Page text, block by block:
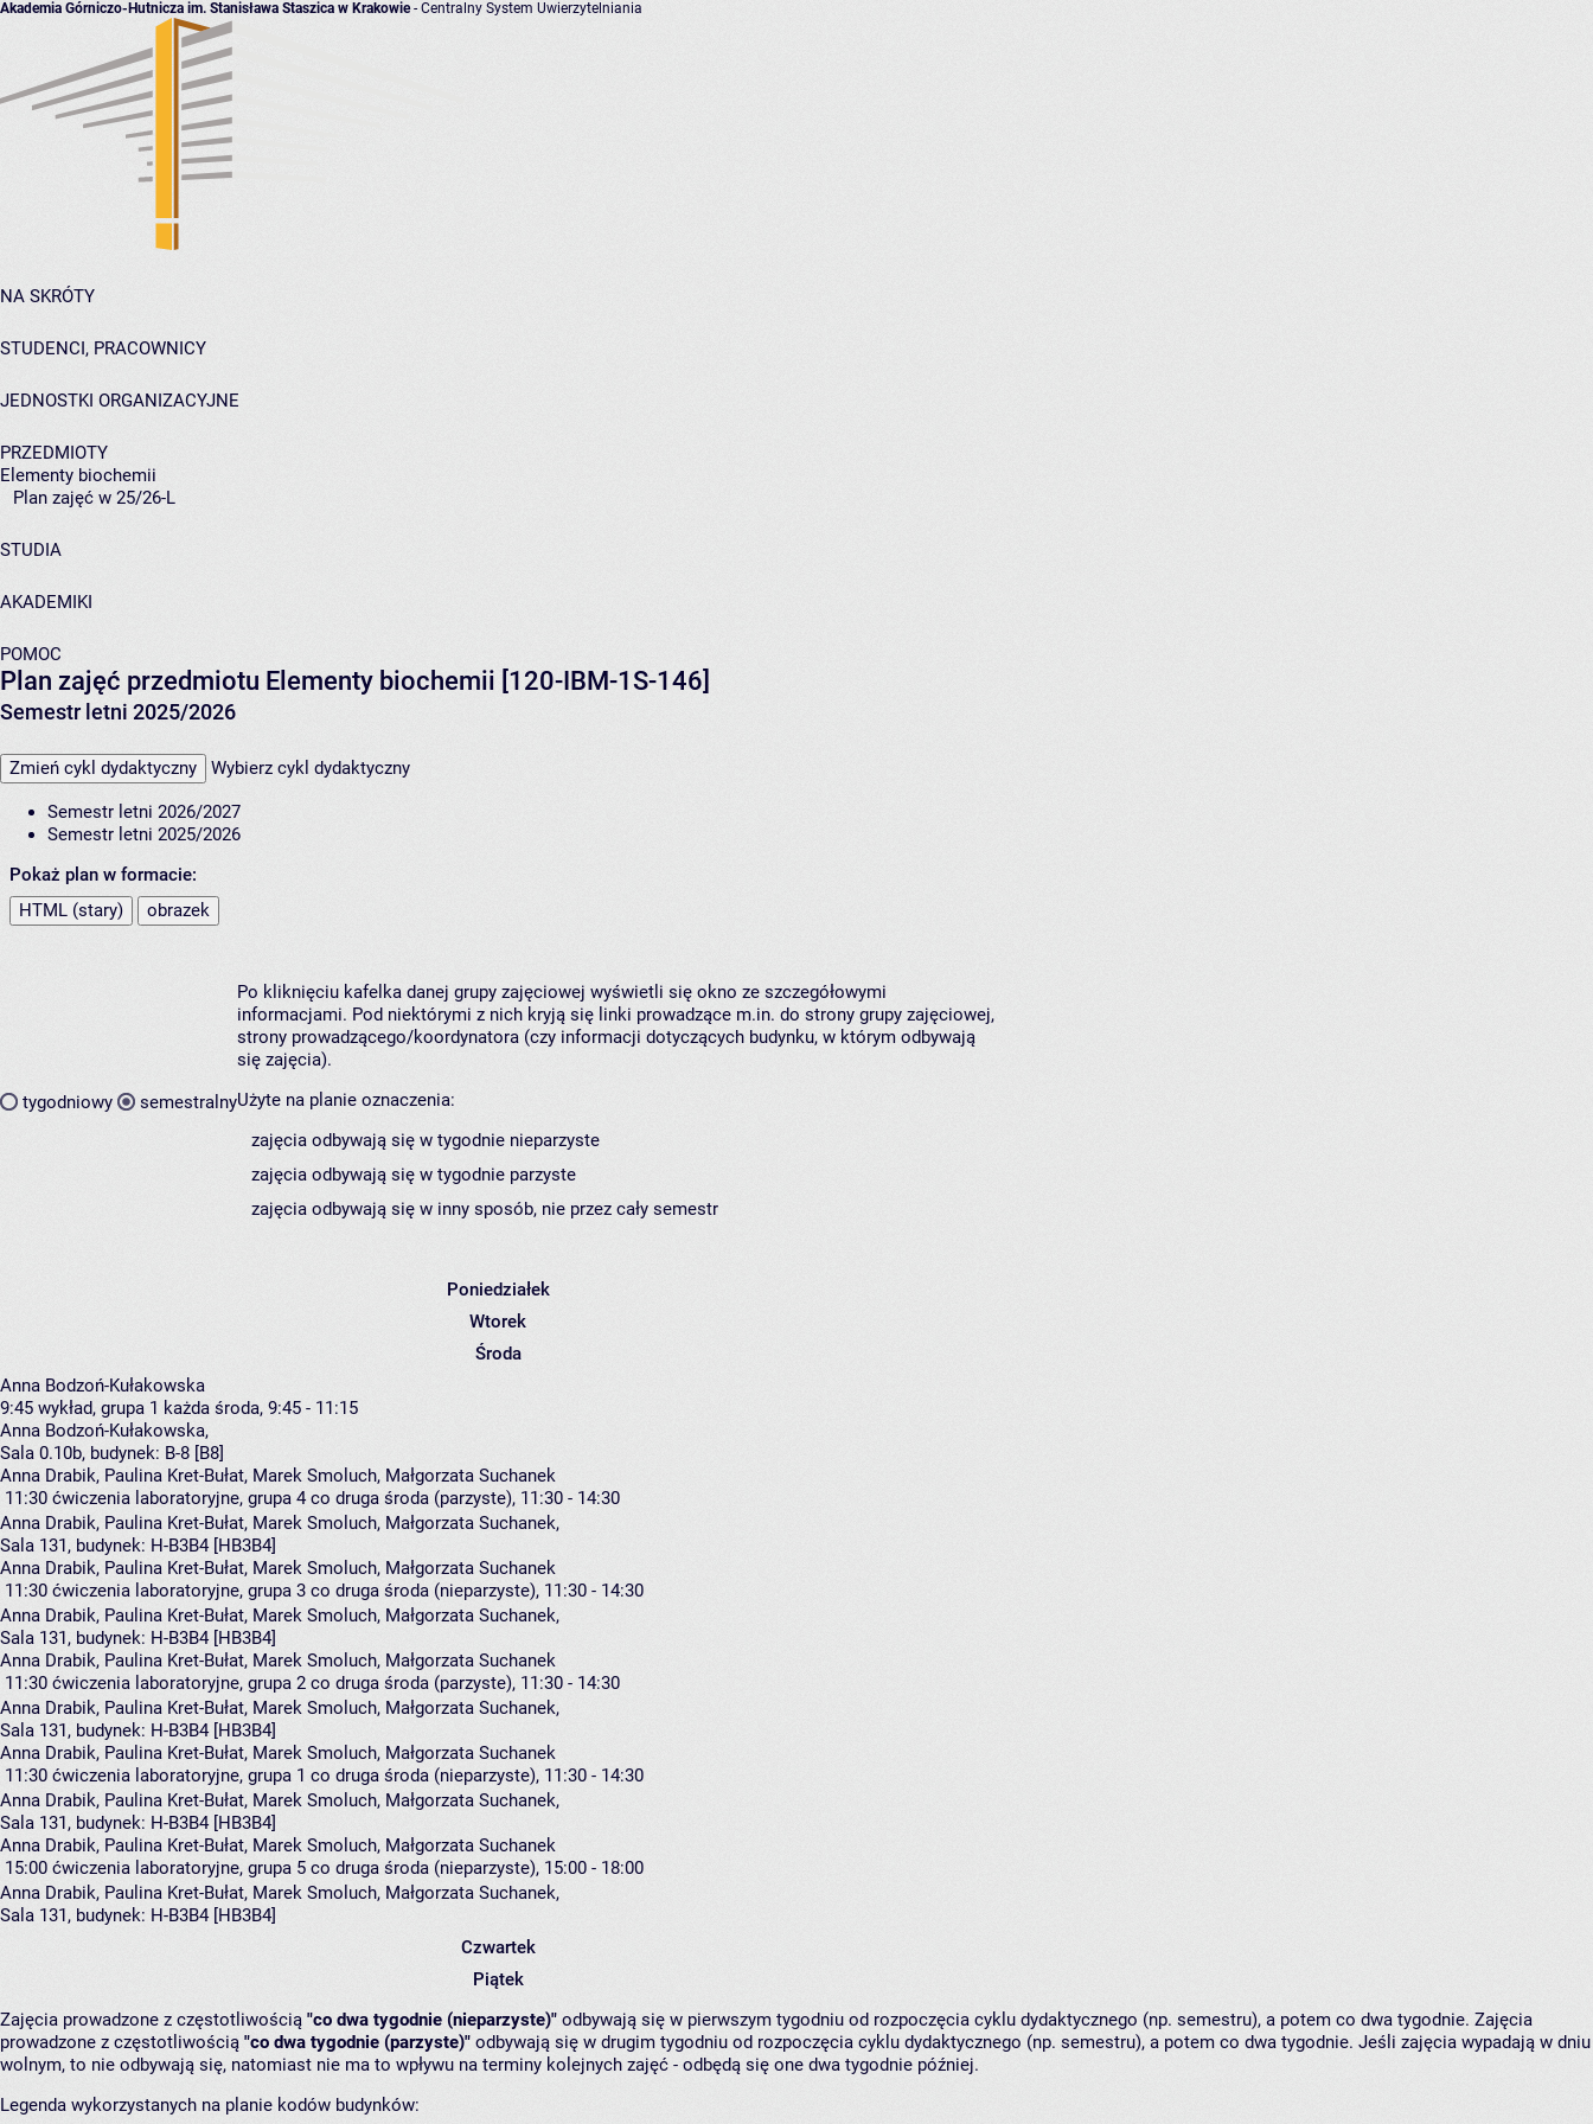
Akademia Górniczo-Hutnicza im. Stanisława Staszica w Krakowie- Centralny System Uwierzytelniania
NA SKRÓTY
STUDENCI, PRACOWNICY
JEDNOSTKI ORGANIZACYJNE
PRZEDMIOTY
Elementy biochemii
Plan zajęć w 25/26-L
STUDIA
AKADEMIKI
POMOC
Plan zajęć przedmiotu Elementy biochemii [120-IBM-1S-146]
Semestr letni 2025/2026
Zmień cykl dydaktyczny Wybierz cykl dydaktyczny
Semestr letni 2026/2027
Semestr letni 2025/2026
Pokaż plan w formacie:
HTML (stary)
obrazek
tygodniowy semestralny
Po kliknięciu kafelka danej grupy zajęciowej wyświetli się okno ze szczegółowymi
informacjami. Pod niektórymi z nich kryją się linki prowadzące m.in. do strony grupy zajęciowej,
strony prowadzącego/koordynatora (czy informacji dotyczących budynku, w którym odbywają
się zajęcia).
Użyte na planie oznaczenia:
zajęcia odbywają się w tygodnie nieparzyste
zajęcia odbywają się w tygodnie parzyste
zajęcia odbywają się w inny sposób, nie przez cały semestr
Poniedziałek
Wtorek
Środa
Anna Bodzoń-Kułakowska
9:45 wykład, grupa 1 każda środa, 9:45 - 11:15
Anna Bodzoń-Kułakowska,
Sala 0.10b, budynek: B-8 [B8]
Anna Drabik, Paulina Kret-Bułat, Marek Smoluch, Małgorzata Suchanek
11:30 ćwiczenia laboratoryjne, grupa 4 co druga środa (parzyste), 11:30 - 14:30
Anna Drabik, Paulina Kret-Bułat, Marek Smoluch, Małgorzata Suchanek,
Sala 131, budynek: H-B3B4 [HB3B4]
Anna Drabik, Paulina Kret-Bułat, Marek Smoluch, Małgorzata Suchanek
11:30 ćwiczenia laboratoryjne, grupa 3 co druga środa (nieparzyste), 11:30 - 14:30
Anna Drabik, Paulina Kret-Bułat, Marek Smoluch, Małgorzata Suchanek,
Sala 131, budynek: H-B3B4 [HB3B4]
Anna Drabik, Paulina Kret-Bułat, Marek Smoluch, Małgorzata Suchanek
11:30 ćwiczenia laboratoryjne, grupa 2 co druga środa (parzyste), 11:30 - 14:30
Anna Drabik, Paulina Kret-Bułat, Marek Smoluch, Małgorzata Suchanek,
Sala 131, budynek: H-B3B4 [HB3B4]
Anna Drabik, Paulina Kret-Bułat, Marek Smoluch, Małgorzata Suchanek
11:30 ćwiczenia laboratoryjne, grupa 1 co druga środa (nieparzyste), 11:30 - 14:30
Anna Drabik, Paulina Kret-Bułat, Marek Smoluch, Małgorzata Suchanek,
Sala 131, budynek: H-B3B4 [HB3B4]
Anna Drabik, Paulina Kret-Bułat, Marek Smoluch, Małgorzata Suchanek
15:00 ćwiczenia laboratoryjne, grupa 5 co druga środa (nieparzyste), 15:00 - 18:00
Anna Drabik, Paulina Kret-Bułat, Marek Smoluch, Małgorzata Suchanek,
Sala 131, budynek: H-B3B4 [HB3B4]
Czwartek
Piątek
Zajęcia prowadzone z częstotliwością "co dwa tygodnie (nieparzyste)" odbywają się w pierwszym tygodniu od rozpoczęcia cyklu dydaktycznego (np. semestru), a potem co dwa tygodnie. Zajęcia
prowadzone z częstotliwością "co dwa tygodnie (parzyste)" odbywają się w drugim tygodniu od rozpoczęcia cyklu dydaktycznego (np. semestru), a potem co dwa tygodnie. Jeśli zajęcia wypadają w dniu
wolnym, to nie odbywają się, natomiast nie ma to wpływu na terminy kolejnych zajęć - odbędą się one dwa tygodnie później.
Legenda wykorzystanych na planie kodów budynków: